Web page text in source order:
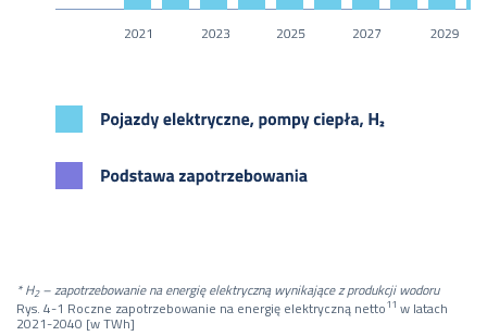
* H2– zapotrzebowanie na energię elektryczną wynikające z produkcji wodoru
Rys. 4-1 Roczne zapotrzebowanie na energię elektryczną netto11 w latach
2021-2040 [w TWh]